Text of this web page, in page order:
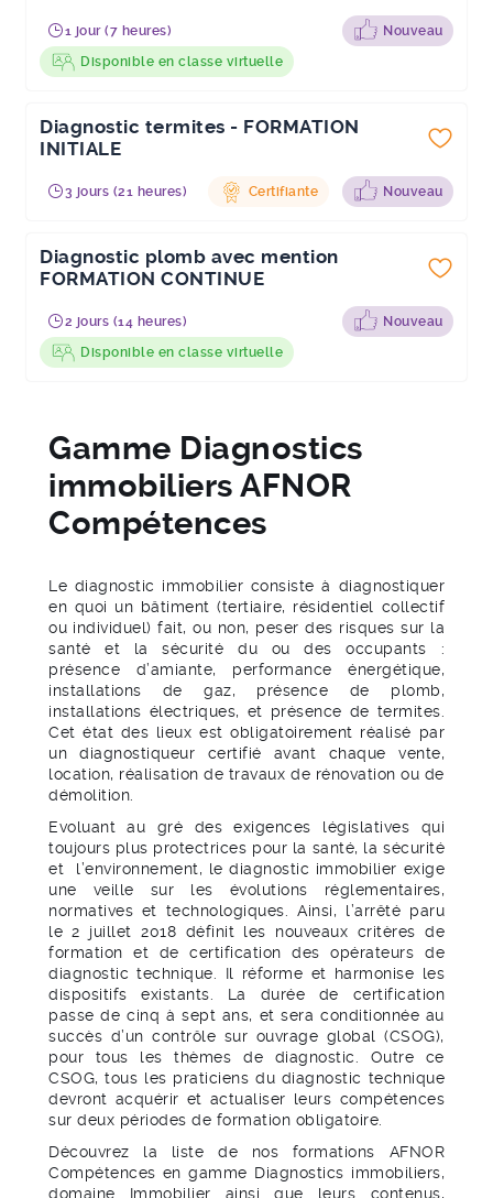
1 jour (7 heures)
Nouveau
Disponible en classe virtuelle
Diagnostic termites - FORMATION
INITIALE
3 jours (21 heures) Certifiante Nouveau
Diagnostic plomb avec mention
FORMATION CONTINUE
2 jours (14 heures)
Nouveau
Disponible en classe virtuelle
Gamme Diagnostics
immobiliers AFNOR
Compétences
Le diagnostic immobilier consiste à diagnostiquer
en quoi un bâtiment (tertiaire, résidentiel collectif
ou individuel) fait, ou non, peser des risques sur la
santé et la sécurité du ou des occupants :
présence d’amiante, performance énergétique,
installations de gaz, présence de plomb,
installations électriques, et présence de termites.
Cet état des lieux est obligatoirement réalisé par
un diagnostiqueur certifié avant chaque vente,
location, réalisation de travaux de rénovation ou de
démolition.
Evoluant au gré des exigences législatives qui
toujours plus protectrices pour la santé, la sécurité
et l’environnement, le diagnostic immobilier exige
une veille sur les évolutions réglementaires,
normatives et technologiques. Ainsi, l’arrêté paru
le 2 juillet 2018 définit les nouveaux critères de
formation et de certification des opérateurs de
diagnostic technique. Il réforme et harmonise les
dispositifs existants. La durée de certification
passe de cinq à sept ans, et sera conditionnée au
succès d’un contrôle sur ouvrage global (CSOG),
pour tous les thèmes de diagnostic. Outre ce
CSOG, tous les praticiens du diagnostic technique
devront acquérir et actualiser leurs compétences
sur deux périodes de formation obligatoire.
Découvrez la liste de nos formations AFNOR
Compétences en gamme Diagnostics immobiliers,
domaine Immobilier ainsi que leurs contenus,